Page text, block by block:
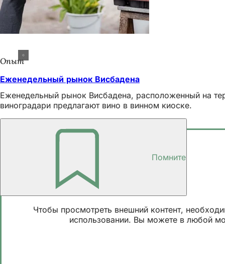
Опыт
Еженедельный рынок Висбадена
Еженедельный рынок Висбадена, расположенный на
виноградари предлагают вино в винном киоске.
Помните
Подкаст Dern'sches Gelände
Чтобы просмотреть внешний контент,
использовании. Вы можете в любой